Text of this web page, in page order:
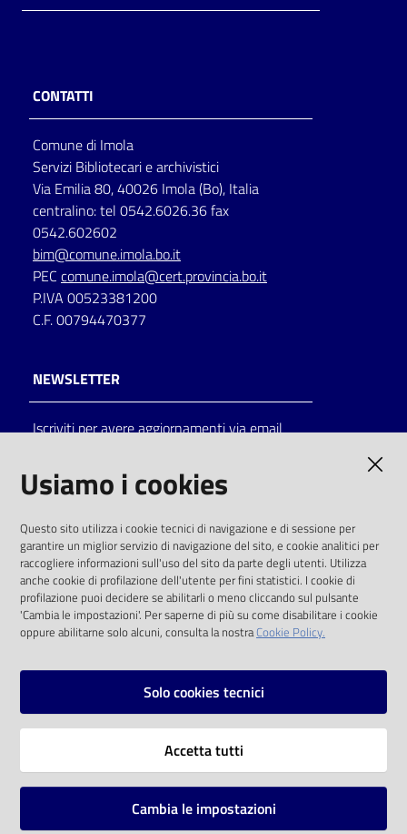
Eventi
Chiedi al
bibliotecario
Avvisi
Orari
CONTATTI
Comune di Imola
Servizi Bibliotecari e archivistici
Via Emilia 80, 40026 Imola (Bo), Italia
centralino: tel 0542.6026.36 fax
0542.602602
bim@comune.imola.bo.it
PEC comune.imola@cert.provincia.bo.it
P.IVA 00523381200
C.F. 00794470377
NEWSLETTER
Iscriviti per avere aggiornamenti via email
solo alle condizioni previste dalla direttiva
comunitaria 2003/98/CE e dal d.lgs. 36/2006
SOCIAL
Instagram
Vai alla pagina
Usiamo i cookies
Questo sito utilizza i cookie tecnici di navigazione e di sessione per
garantire un miglior servizio di navigazione del sito, e cookie analitici per
raccogliere informazioni sull'uso del sito da parte degli utenti. Utilizza
anche cookie di profilazione dell'utente per fini statistici. I cookie di
profilazione puoi decidere se abilitarli o meno cliccando sul pulsante
'Cambia le impostazioni'. Per saperne di più su come disabilitare i cookie
oppure abilitarne solo alcuni, consulta la nostraCookie Policy.
Solo cookies tecnici
Accetta tutti
Cambia le impostazioni